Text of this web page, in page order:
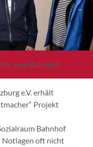
vom Bahnhof
e.V. erhält
Projekt
Bahnhof
Notlagen oft nicht